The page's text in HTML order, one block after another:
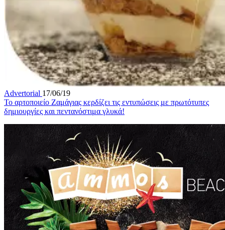
Advertorial 17/06/19
Το αρτοποιείο Ζαμάγιας κερδίζει τις εντυπώσεις με πρωτότυπες
δημιουργίες και πεντανόστιμα γλυκά!